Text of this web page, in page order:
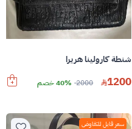
شنطة كارولينا هريرا
1200
2000 40% خصم
سعر قابل للتفاوض